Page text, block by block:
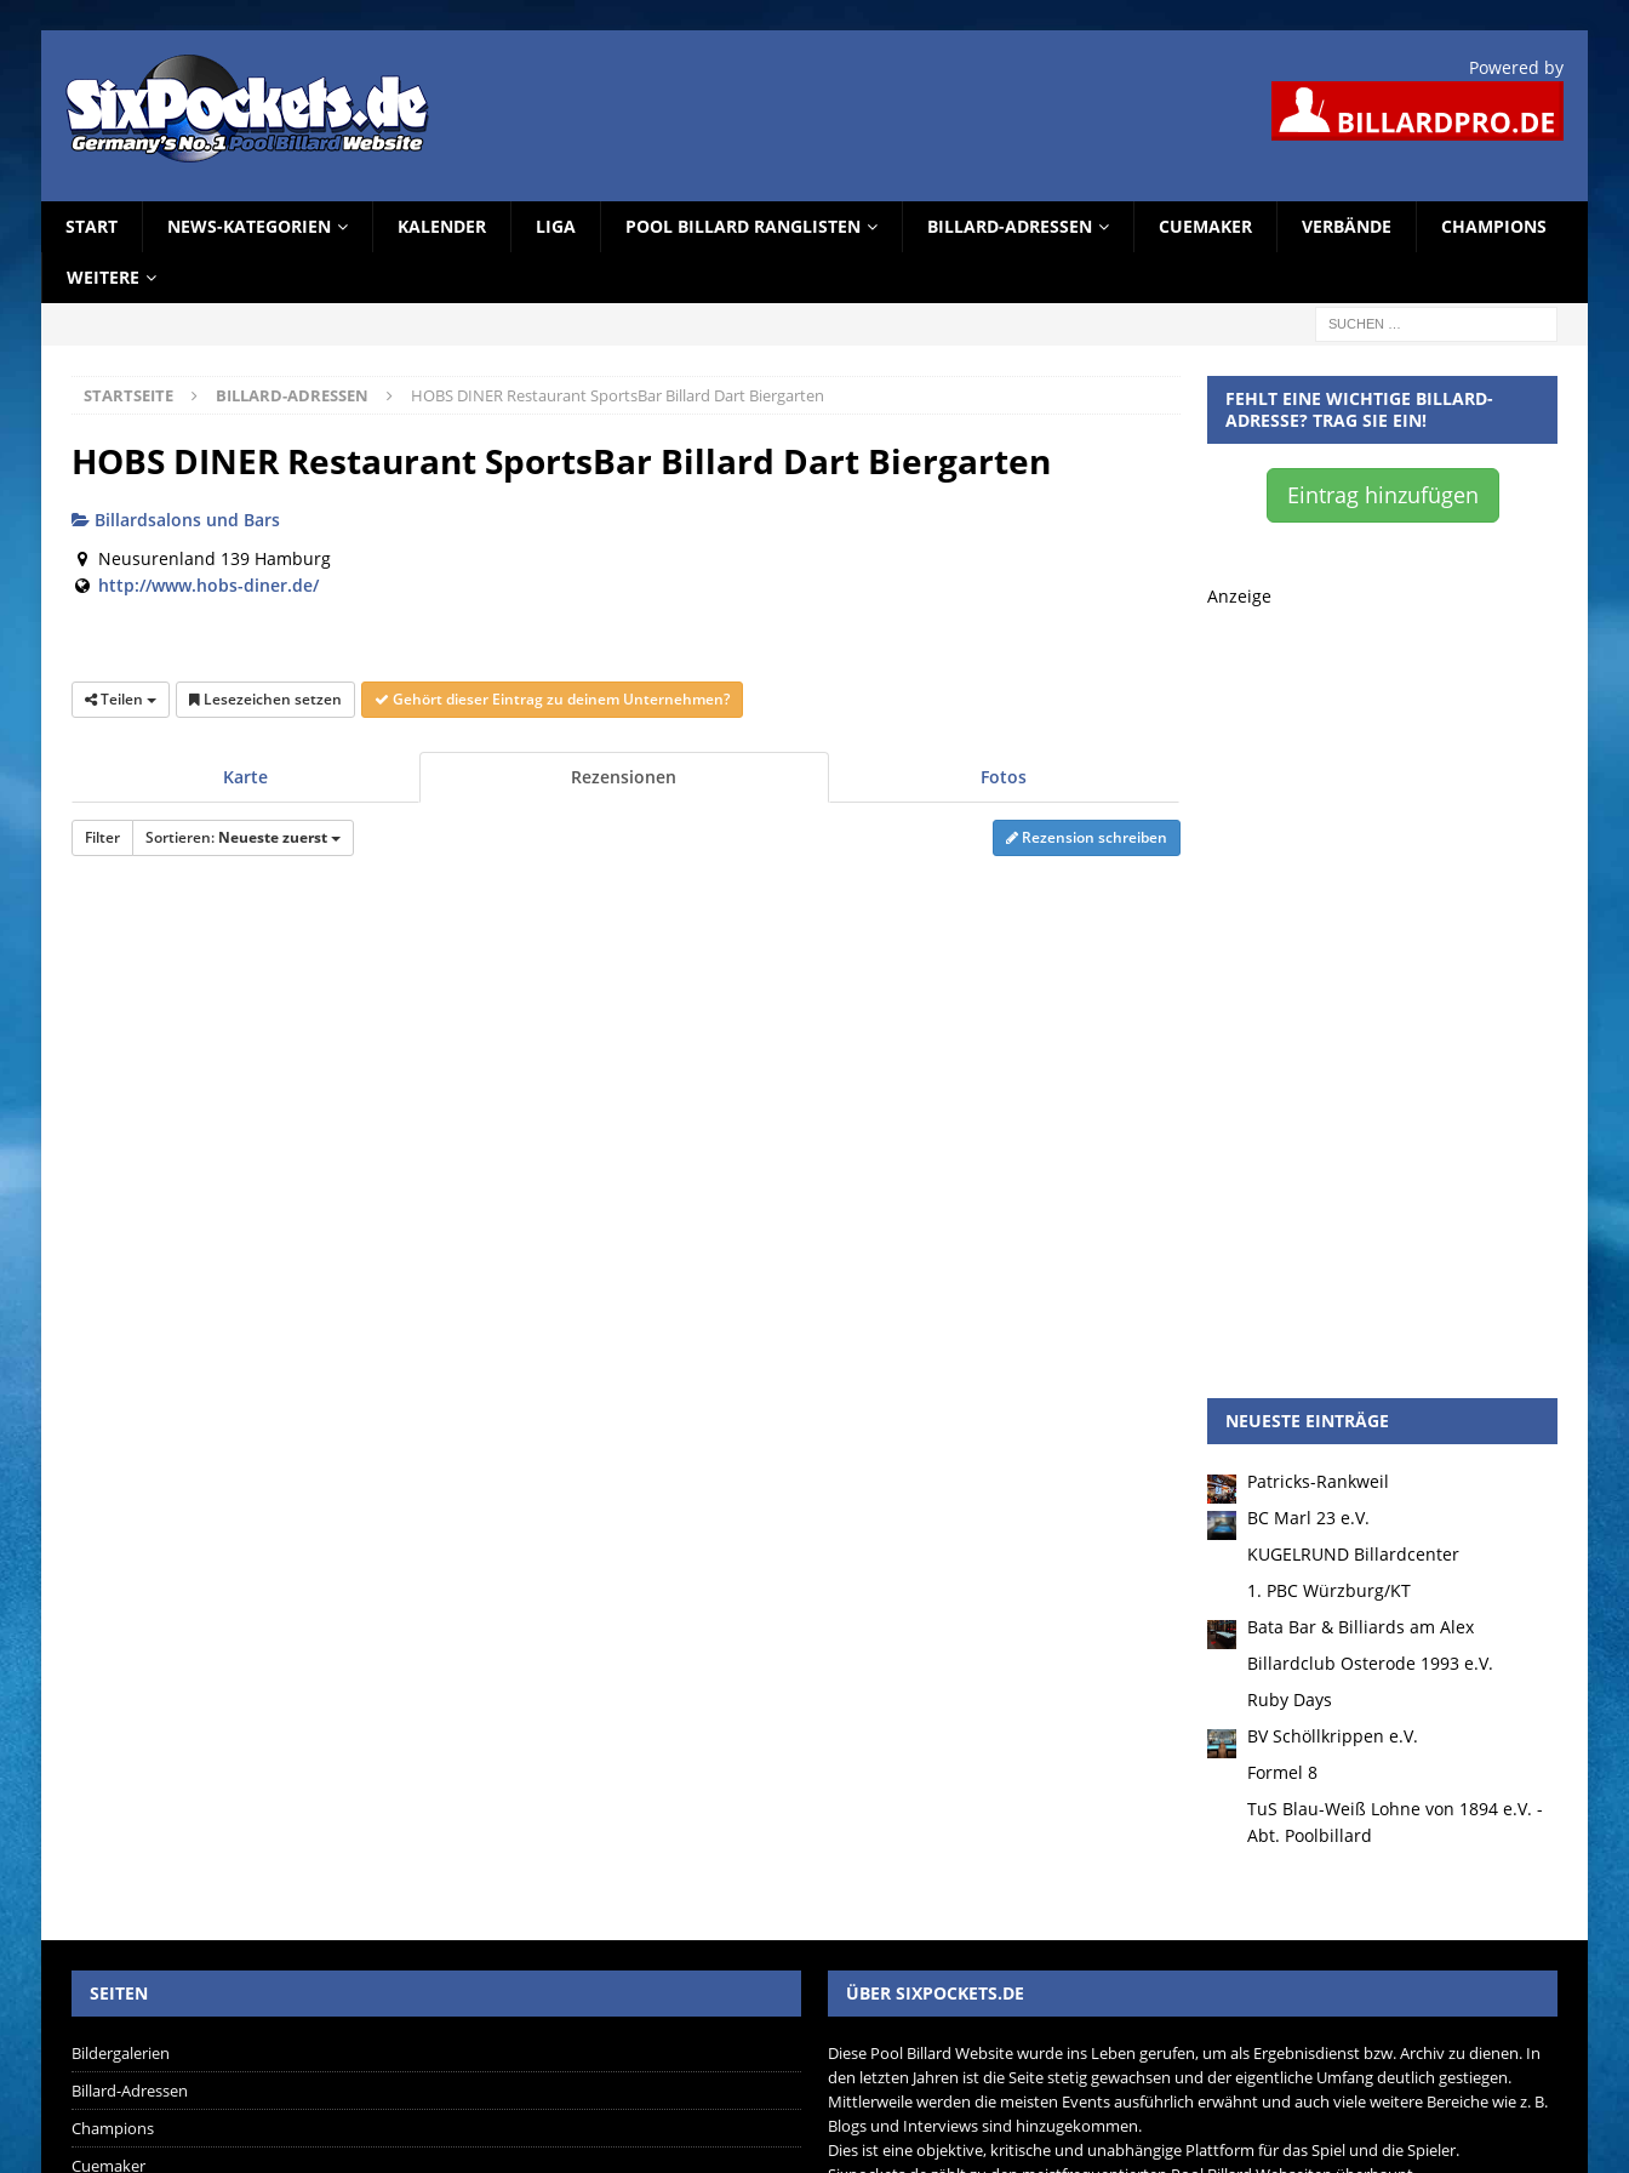
Powered by
START NEWS-KATEGORIEN KALENDER LIGA POOL BILLARD RANGLISTEN BILLARD-ADRESSEN CUEMAKER VERBÄNDE CHAMPIONS
WEITERE
STARTSEITE BILLARD-ADRESSEN HOBS DINER Restaurant SportsBar Billard Dart Biergarten
HOBS DINER Restaurant SportsBar Billard Dart Biergarten
Billardsalons und Bars
Neusurenland 139 Hamburg
http://www.hobs-diner.de/
Teilen Lesezeichen setzen Gehört dieser Eintrag zu deinem Unternehmen?
Karte Rezensionen Fotos
Filter Sortieren: Neueste zuerst Rezension schreiben
FEHLT EINE WICHTIGE BILLARD-
ADRESSE? TRAG SIE EIN!
Eintrag hinzufügen
Anzeige
NEUESTE EINTRÄGE
Patricks-Rankweil
BC Marl 23 e.V.
KUGELRUND Billardcenter
1. PBC Würzburg/KT
Bata Bar & Billiards am Alex
Billardclub Osterode 1993 e.V.
Ruby Days
BV Schöllkrippen e.V.
Formel 8
TuS Blau-Weiß Lohne von 1894 e.V. -
Abt. Poolbillard
SEITEN
Bildergalerien
Billard-Adressen
Champions
Cuemaker
ÜBER SIXPOCKETS.DE
Diese Pool Billard Website wurde ins Leben gerufen, um als Ergebnisdienst bzw. Archiv zu dienen. In
den letzten Jahren ist die Seite stetig gewachsen und der eigentliche Umfang deutlich gestiegen.
Mittlerweile werden die meisten Events ausführlich erwähnt und auch viele weitere Bereiche wie z. B.
Blogs und Interviews sind hinzugekommen.
Dies ist eine objektive, kritische und unabhängige Plattform für das Spiel und die Spieler.